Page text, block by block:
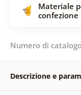
Materiale
confezione
Numero di
Descrizione e